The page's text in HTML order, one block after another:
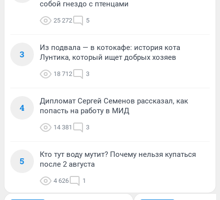
собой гнездо с птенцами
25 272 5
3
Из подвала — в котокафе: история кота
Лунтика, который ищет добрых хозяев
18 712 3
4
Дипломат Сергей Семенов рассказал, как
попасть на работу в МИД
14 381 3
5
Кто тут воду мутит? Почему нельзя купаться
после 2 августа
4 626 1